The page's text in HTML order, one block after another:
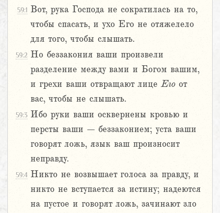
59:1 Вот, рука Господа не сократилась на то,
чтобы спасать, и ухо Его не отяжелело
для того, чтобы слышать.
59:2 Но беззакония ваши произвели
разделение между вами и Богом вашим,
и грехи ваши отвращают лицеЕго от
вас, чтобы не слышать.
59:3 Ибо руки ваши осквернены кровью и
персты ваши – беззаконием; уста ваши
говорят ложь, язык ваш произносит
неправду.
59:4 Никто не возвышает голоса за правду, и
никто не вступается за истину; надеются
на пустое и говорят ложь, зачинают зло